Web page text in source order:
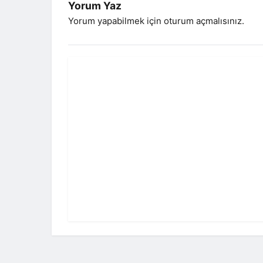
Yorum Yaz
Yorum yapabilmek için oturum açmalısınız.